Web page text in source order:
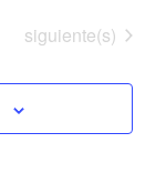
Eventos
siguiente(s)